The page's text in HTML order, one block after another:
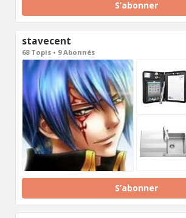
S’abonner
stavecent
68 Topis • 9 Abonnés
S’abonner